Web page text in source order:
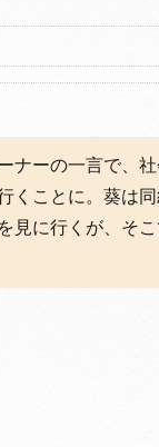
ナーの一言で、
くことに。葵は
見に行くが、そ